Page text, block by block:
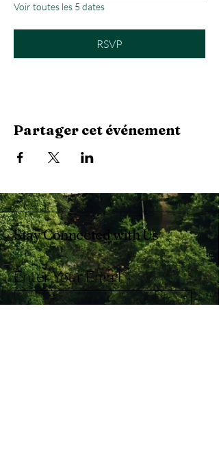
Voir toutes les 5 dates
RSVP
Partager cet événement
Stay Connected with Us
Enter Your Email